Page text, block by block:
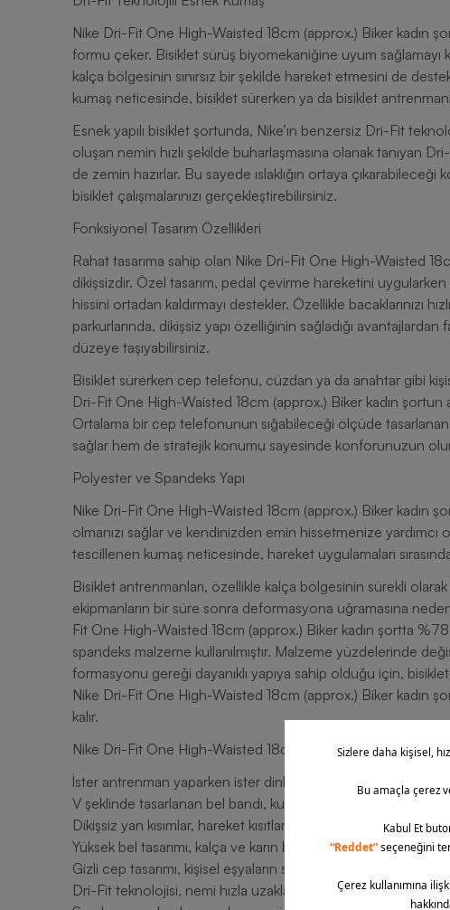
Nike Dri-Fit One High-Waisted 18cm (approx.) Biker kadın
formu çeker. Bisiklet sürüş biyomekaniğine uyum sağlamayı
kalça bölgesinin sınırsız bir şekilde hareket etmesini de
kumaş neticesinde, bisiklet sürerken ya da bisiklet
Esnek yapılı bisiklet şortunda, Nike’ın benzersiz Dri-Fit
oluşan nemin hızlı şekilde buharlaşmasına olanak tanıyan
de zemin hazırlar. Bu sayede ıslaklığın ortaya
bisiklet çalışmalarınızı gerçekleştirebilirsiniz.
Fonksiyonel Tasarım Özellikleri
Rahat tasarıma sahip olan Nike Dri-Fit One High-Waisted
dikişsizdir. Özel tasarım, pedal çevirme hareketini
hissini ortadan kaldırmayı destekler. Özellikle bacaklarınızı
parkurlarında, dikişsiz yapı özelliğinin sağladığı
düzeye taşıyabilirsiniz.
Bisiklet sürerken cep telefonu, cüzdan ya da anahtar gibi
Dri-Fit One High-Waisted 18cm (approx.) Biker kadın şortun
Ortalama bir cep telefonunun sığabileceği ölçüde
sağlar hem de stratejik konumu sayesinde konforunuzun
Polyester ve Spandeks Yapı
Nike Dri-Fit One High-Waisted 18cm (approx.) Biker kadın
olmanızı sağlar ve kendinizden emin hissetmenize
tescillenen kumaş neticesinde, hareket uygulamaları
Bisiklet antrenmanları, özellikle kalça bölgesinin sürekli
ekipmanların bir süre sonra deformasyona uğramasına
Fit One High-Waisted 18cm (approx.) Biker kadın şortta
spandeks malzeme kullanılmıştır. Malzeme yüzdelerinde
formasyonu gereği dayanıklı yapıya sahip olduğu için,
Nike Dri-Fit One High-Waisted 18cm (approx.) Biker kadın
kalır.
Nike Dri-Fit One High-Waisted 18cm (approx.) Biker Kadın
İster antrenman yaparken ister dinlenirken giyebileceğiniz
V şeklinde tasarlanan bel bandı, kusursuz bir silüetin
Dikişsiz yan kısımlar, hareket kısıtlamasının önüne geçer.
Yüksek bel tasarımı, kalça ve karın bölgesi üzerinde fazladan
Gizli cep tasarımı, kişisel eşyaların saklanabilmesine ve
Dri-Fit teknolojisi, nemi hızla uzaklaştırarak gün boyu kuru